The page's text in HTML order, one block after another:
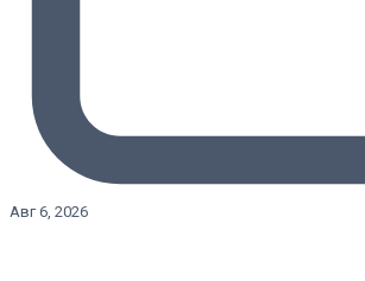
Авг 6, 2026